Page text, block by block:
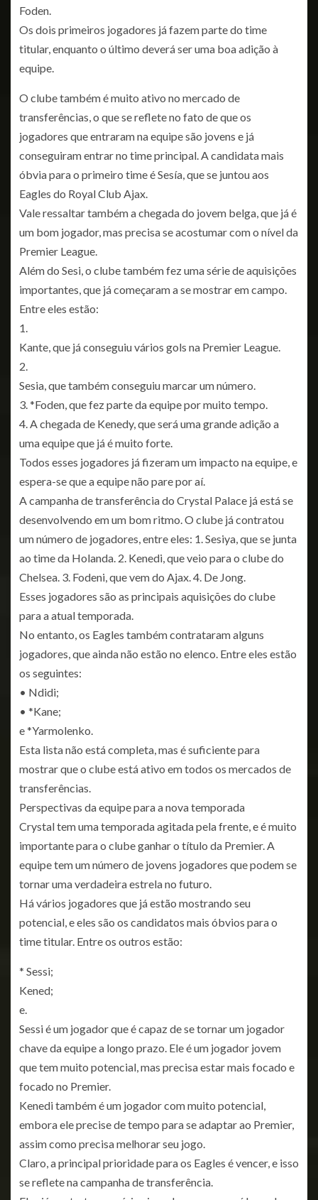
Foden.
Os dois primeiros jogadores já fazem parte do time
titular, enquanto o último deverá ser uma boa adição à
equipe.
O clube também é muito ativo no mercado de
transferências, o que se reflete no fato de que os
jogadores que entraram na equipe são jovens e já
conseguiram entrar no time principal. A candidata mais
óbvia para o primeiro time é Sesía, que se juntou aos
Eagles do Royal Club Ajax.
Vale ressaltar também a chegada do jovem belga, que já é
um bom jogador, mas precisa se acostumar com o nível da
Premier League.
Além do Sesi, o clube também fez uma série de aquisições
importantes, que já começaram a se mostrar em campo.
Entre eles estão:
1.
Kante, que já conseguiu vários gols na Premier League.
2.
Sesia, que também conseguiu marcar um número.
3. *Foden, que fez parte da equipe por muito tempo.
4. A chegada de Kenedy, que será uma grande adição a
uma equipe que já é muito forte.
Todos esses jogadores já fizeram um impacto na equipe, e
espera-se que a equipe não pare por aí.
A campanha de transferência do Crystal Palace já está se
desenvolvendo em um bom ritmo. O clube já contratou
um número de jogadores, entre eles: 1. Sesiya, que se junta
ao time da Holanda. 2. Kenedi, que veio para o clube do
Chelsea. 3. Fodeni, que vem do Ajax. 4. De Jong.
Esses jogadores são as principais aquisições do clube
para a atual temporada.
No entanto, os Eagles também contrataram alguns
jogadores, que ainda não estão no elenco. Entre eles estão
os seguintes:
• Ndidi;
• *Kane;
e *Yarmolenko.
Esta lista não está completa, mas é suficiente para
mostrar que o clube está ativo em todos os mercados de
transferências.
Perspectivas da equipe para a nova temporada
Crystal tem uma temporada agitada pela frente, e é muito
importante para o clube ganhar o título da Premier. A
equipe tem um número de jovens jogadores que podem se
tornar uma verdadeira estrela no futuro.
Há vários jogadores que já estão mostrando seu
potencial, e eles são os candidatos mais óbvios para o
time titular. Entre os outros estão:
* Sessi;
Kened;
e.
Sessi é um jogador que é capaz de se tornar um jogador
chave da equipe a longo prazo. Ele é um jogador jovem
que tem muito potencial, mas precisa estar mais focado e
focado no Premier.
Kenedi também é um jogador com muito potencial,
embora ele precise de tempo para se adaptar ao Premier,
assim como precisa melhorar seu jogo.
Claro, a principal prioridade para os Eagles é vencer, e isso
se reflete na campanha de transferência.